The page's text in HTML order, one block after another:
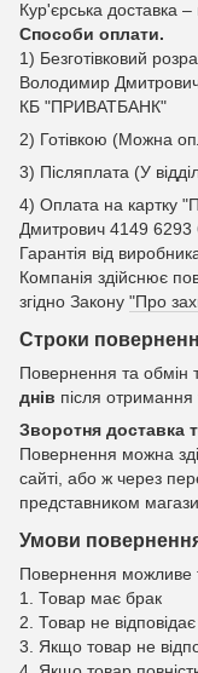
Кур'єрська доставка –
Способи оплати.
1) Безготівковий
Володимир
КБ "ПРИВАТБАНК"
2) Готівкою (Можна
3) Післяплата (У
4) Оплата на картку
Дмитрович 4149 6293
Гарантія від
Компанія здійснює
згідно Закону "Про
Строки
Повернення та обмін
днів після отримання
Зворотня доставка
Повернення можна
сайті, або ж через
представником
Умови
Повернення можливе
1. Товар має брак
2. Товар не
3. Якщо товар не